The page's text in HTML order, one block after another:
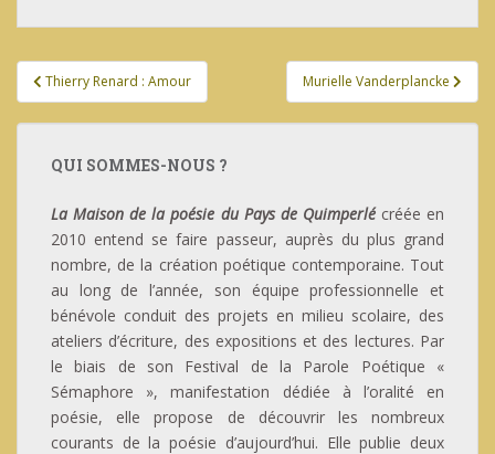
Navigation
de
l’article
Thierry Renard : Amour Murielle Vanderplancke
QUI SOMMES-NOUS ?
La Maison de la poésie du Pays de Quimperlécréée en
2010 entend se faire passeur, auprès du plus grand
nombre, de la création poétique contemporaine. Tout
au long de l’année, son équipe professionnelle et
bénévole conduit des projets en milieu scolaire, des
ateliers d’écriture, des expositions et des lectures. Par
le biais de son Festival de la Parole Poétique «
Sémaphore », manifestation dédiée à l’oralité en
poésie, elle propose de découvrir les nombreux
courants de la poésie d’aujourd’hui. Elle publie deux